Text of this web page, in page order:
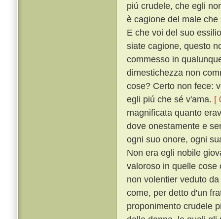
piú crudele, che egli
è cagione del male
E che voi del suo
siate cagione, questo
commesso in
dimestichezza non
cose? Certo non fece:
egli piú che sé v'ama. [
magnificata quanto
dove onestamente e
ogni suo onore, ogni
Non era egli nobile
valoroso in quelle cose
non volentier veduto
come, per detto d'un
proponimento crudele